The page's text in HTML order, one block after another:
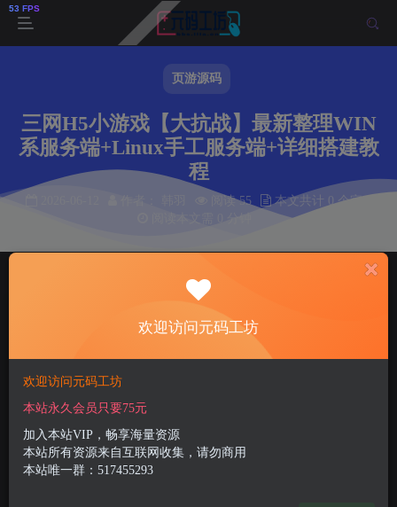
页游源码
三网H5小游戏【大抗战】最新整理WIN
系服务端+Linux手工服务端+详细搭建教
程
阅读 55
本文共计 0 个字
55 9
此内容为付费资源，请付费后查看
8
付费资源
欢迎访问元码工坊
欢迎访问元码工坊
本站永久会员只要75元
加入本站VIP，畅享海量资源
本站所有资源来自互联网收集，请勿商用
本站唯一群：517455293